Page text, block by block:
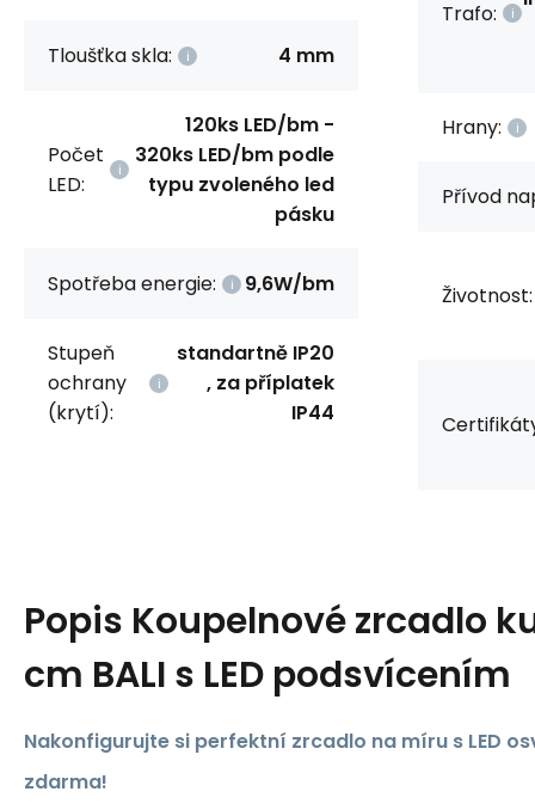
Tloušťka skla: 4 mm
Počet
LED:
120ks LED/bm -
320ks LED/bm podle
typu zvoleného led
pásku
Spotřeba energie: 9,6W/bm
Stupeň
ochrany
(krytí):
standartně IP20
, za příplatek
IP44
Trafo:
Hrany:
Přívod
Životnost:
Popis Koupelnové zrcadlo
cm BALI s LED podsvícením
Nakonfigurujte si perfektní zrcadlo na míru s LED
zdarma!